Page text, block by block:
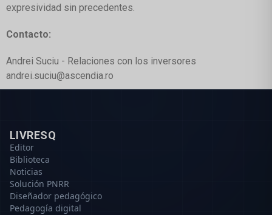
expresividad sin precedentes.
Contacto:
Andrei Suciu - Relaciones con los inversores
andrei.suciu@ascendia.ro
LIVRESQ
Editor
Biblioteca
Noticias
Solución PNRR
Diseñador pedagógico
Pedagogía digital